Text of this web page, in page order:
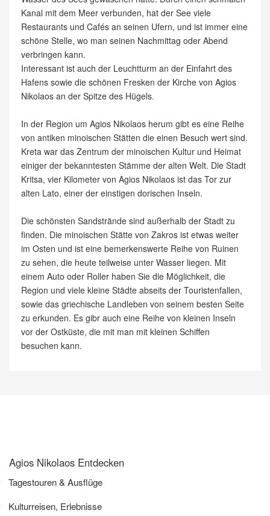
Kanal mit dem Meer verbunden, hat der See viele
Restaurants und Cafés an seinen Ufern, und ist immer eine
schöne Stelle, wo man seinen Nachmittag oder Abend
verbringen kann.
Interessant ist auch der Leuchtturm an der Einfahrt des
Hafens sowie die schönen Fresken der Kirche von Agios
Nikolaos an der Spitze des Hügels.
In der Region um Agios Nikolaos herum gibt es eine Reihe
von antiken minoischen Stätten die einen Besuch wert sind.
Kreta war das Zentrum der minoischen Kultur und Heimat
einiger der bekanntesten Stämme der alten Welt. Die Stadt
Kritsa, vier Kilometer von Agios Nikolaos ist das Tor zur
alten Lato, einer der einstigen dorischen Inseln.
Die schönsten Sandstrände sind außerhalb der Stadt zu
finden. Die minoischen Stätte von Zakros ist etwas weiter
im Osten und ist eine bemerkenswerte Reihe von Ruinen
zu sehen, die heute teilweise unter Wasser liegen. Mit
einem Auto oder Roller haben Sie die Möglichkeit, die
Region und viele kleine Städte abseits der Touristenfallen,
sowie das griechische Landleben von seinem besten Seite
zu erkunden. Es gibr auch eine Reihe von kleinen Inseln
vor der Ostküste, die mit man mit kleinen Schiffen
besuchen kann.
Agios Nikolaos Entdecken
Tagestouren & Ausflüge
Kulturreisen, Erlebnisse